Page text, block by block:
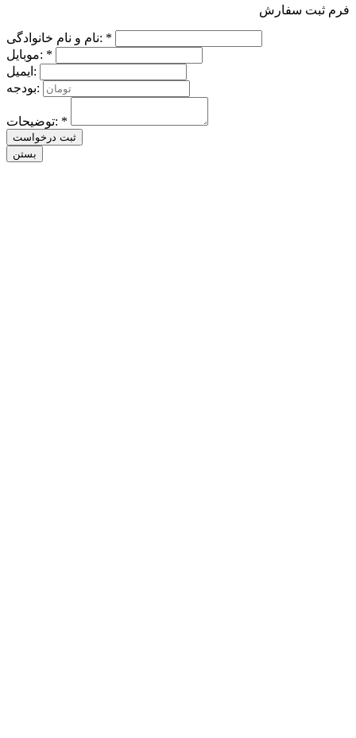
فرم ثبت سفارش
نام و نام خانوادگی: *
موبایل: *
ایمیل:
بودجه:
توضیحات: *
ثبت درخواست
بستن